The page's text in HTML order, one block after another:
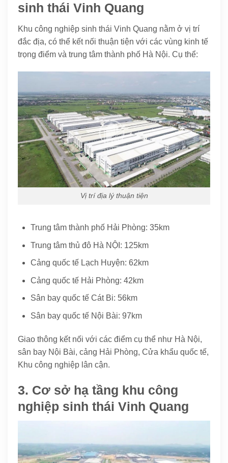
sinh thái Vinh Quang
Khu công nghiệp sinh thái Vinh Quang nằm ở vị trí
đắc địa, có thể kết nối thuận tiện với các vùng kinh tế
trọng điểm và trung tâm thành phố Hà Nội. Cụ thể:
Vị trí địa lý thuận tiện
Trung tâm thành phố Hải Phòng: 35km
Trung tâm thủ đô Hà NỘI: 125km
Cảng quốc tế Lạch Huyện: 62km
Cảng quốc tế Hải Phòng: 42km
Sân bay quốc tế Cát Bi: 56km
Sân bay quốc tế Nội Bài: 97km
Giao thông kết nối với các điểm cụ thể như Hà Nội,
sân bay Nội Bài, cảng Hải Phòng, Cửa khẩu quốc tế,
Khu công nghiệp lân cận.
3. Cơ sở hạ tầng khu công
nghiệp sinh thái Vinh Quang